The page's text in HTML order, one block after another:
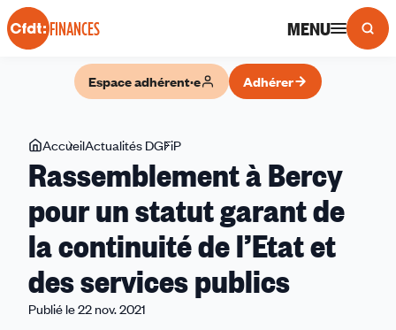
Panneau de gestion des cookies
FINANCES MENU
Espace adhérent·e Adhérer
Vous
êtes
ici
AccueilActualités DGFiP
à
Bercy
pour
un
statut
garant
Rassemblement à Bercy
pour un statut garant de
la continuité de l’Etat et
des services publics
Publié le 22 nov. 2021